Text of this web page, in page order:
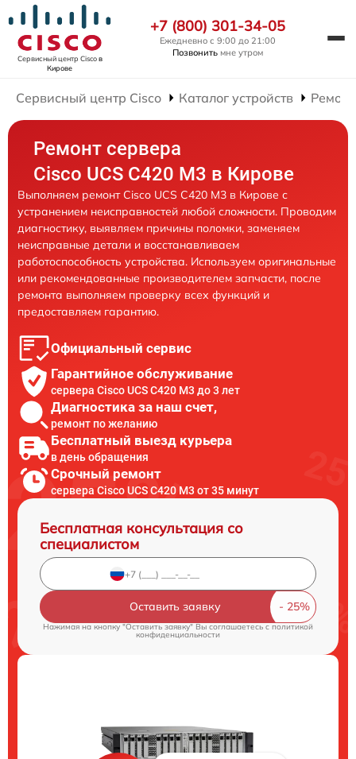
Сервисный центр Ciscoв
Кирове
+7 (800) 301-34-05
Ежедневно с 9:00 до 21:00
Позвонить мне утром
Сервисный центр Cisco Каталог устройств
Ремонт сервера
Cisco UCS C420 M3 в Кирове
Выполняем ремонт Cisco UCS C420 M3 в Кирове с
устранением неисправностей любой сложности. Проводим
диагностику, выявляем причины поломки, заменяем
неисправные детали и восстанавливаем
работоспособность устройства. Используем оригинальные
или рекомендованные производителем запчасти, после
ремонта выполняем проверку всех функций и
предоставляем гарантию.
Официальный сервис
Гарантийное обслуживание
сервера Cisco UCS C420 M3 до 3 лет
Диагностика за наш счет,
ремонт по желанию
Бесплатный выезд курьера
в день обращения
Срочный ремонт
сервера Cisco UCS C420 M3 от 35 минут
Бесплатная консультация со
специалистом
Оставить заявку
Нажимая на кнопку "Оставить заявку" Вы соглашаетесь cполитикой
конфиденциальности